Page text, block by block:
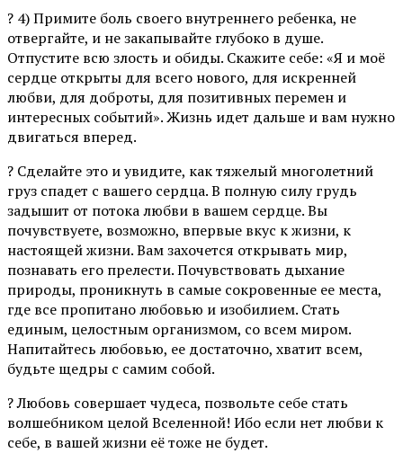
? 4) Примите боль своего внутреннего ребенка, не
отвергайте, и не закапывайте глубоко в душе.
Отпустите всю злость и обиды. Скажите себе: «Я и моё
сердце открыты для всего нового, для искренней
любви, для доброты, для позитивных перемен и
интересных событий». Жизнь идет дальше и вам нужно
двигаться вперед.
? Сделайте это и увидите, как тяжелый многолетний
груз спадет с вашего сердца. В полную силу грудь
задышит от потока любви в вашем сердце. Вы
почувствуете, возможно, впервые вкус к жизни, к
настоящей жизни. Вам захочется открывать мир,
познавать его прелести. Почувствовать дыхание
природы, проникнуть в самые сокровенные ее места,
где все пропитано любовью и изобилием. Стать
единым, целостным организмом, со всем миром.
Напитайтесь любовью, ее достаточно, хватит всем,
будьте щедры с самим собой.
? Любовь совершает чудеса, позвольте себе стать
волшебником целой Вселенной! Ибо если нет любви к
себе, в вашей жизни её тоже не будет.